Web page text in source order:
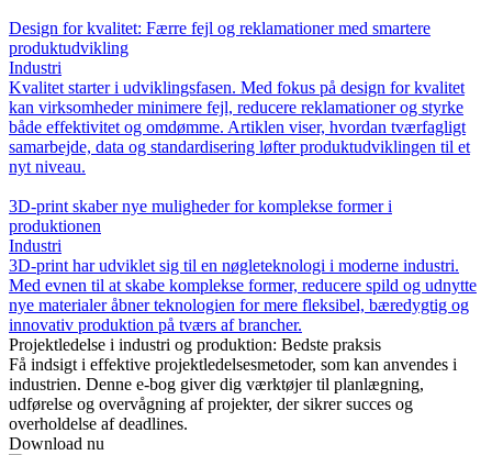
Design for kvalitet: Færre fejl og reklamationer med smartere
produktudvikling
Industri
Kvalitet starter i udviklingsfasen. Med fokus på design for kvalitet
kan virksomheder minimere fejl, reducere reklamationer og styrke
både effektivitet og omdømme. Artiklen viser, hvordan tværfagligt
samarbejde, data og standardisering løfter produktudviklingen til et
nyt niveau.
3D-print skaber nye muligheder for komplekse former i
produktionen
Industri
3D-print har udviklet sig til en nøgleteknologi i moderne industri.
Med evnen til at skabe komplekse former, reducere spild og udnytte
nye materialer åbner teknologien for mere fleksibel, bæredygtig og
innovativ produktion på tværs af brancher.
Projektledelse i industri og produktion: Bedste praksis
Få indsigt i effektive projektledelsesmetoder, som kan anvendes i
industrien. Denne e-bog giver dig værktøjer til planlægning,
udførelse og overvågning af projekter, der sikrer succes og
overholdelse af deadlines.
Download nu